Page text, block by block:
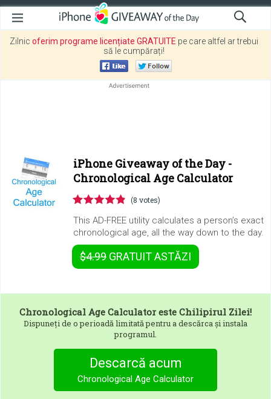
Zilnic oferim programe licențiate GRATUITE pe care altfel ar trebui
să le cumpărați!
iPhone Giveaway of the Day -
Chronological Age Calculator
(8 votes)
This AD-FREE utility calculates a person’s exact
chronological age, all the way down to the day.
$4.99 GRATUITASTĂZI
Chronological Age Calculator este Chilipirul Zilei!
Dispuneți de o perioadă limitată pentru a descărca și instala
programul.
Descarcă acum
Chronological Age Calculator